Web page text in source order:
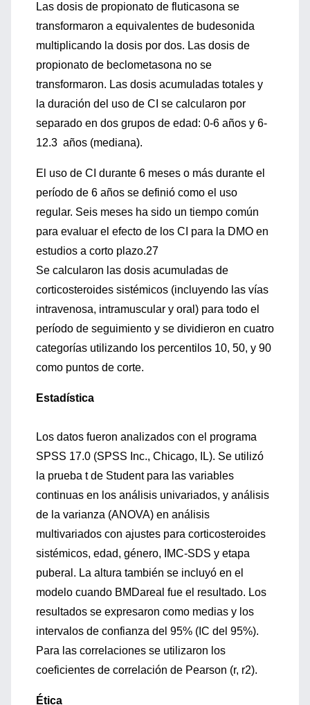
Las dosis de propionato de fluticasona se
transformaron a equivalentes de budesonida
multiplicando la dosis por dos. Las dosis de
propionato de beclometasona no se
transformaron. Las dosis acumuladas totales y
la duración del uso de CI se calcularon por
separado en dos grupos de edad: 0-6 años y 6-
12.3 años (mediana).
El uso de CI durante 6 meses o más durante el
período de 6 años se definió como el uso
regular. Seis meses ha sido un tiempo común
para evaluar el efecto de los CI para la DMO en
estudios a corto plazo.27
Se calcularon las dosis acumuladas de
corticosteroides sistémicos (incluyendo las vías
intravenosa, intramuscular y oral) para todo el
período de seguimiento y se dividieron en cuatro
categorías utilizando los percentilos 10, 50, y 90
como puntos de corte.
Estadística
Los datos fueron analizados con el programa
SPSS 17.0 (SPSS Inc., Chicago, IL). Se utilizó
la prueba t de Student para las variables
continuas en los análisis univariados, y análisis
de la varianza (ANOVA) en análisis
multivariados con ajustes para corticosteroides
sistémicos, edad, género, IMC-SDS y etapa
puberal. La altura también se incluyó en el
modelo cuando BMDareal fue el resultado. Los
resultados se expresaron como medias y los
intervalos de confianza del 95% (IC del 95%).
Para las correlaciones se utilizaron los
coeficientes de correlación de Pearson (r, r2).
Ética